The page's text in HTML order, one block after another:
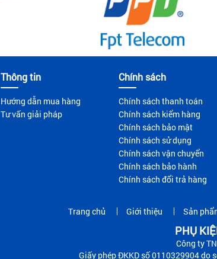
Thông tin
Hướng dẫn mua hàng
Tư vấn giải pháp
Chính sách
Chính sách thanh toán
Chính sách kiểm hàng
Chính sách bảo mật
Chính sách sử dụng
Chính sách vận chuyển
Chính sách bảo hành
Chính sách đổi trả hàng
Trang chủ Giới thiệu Sản
PHỤ
Công ty
Giấy phép ĐKKD số 0110329904 do